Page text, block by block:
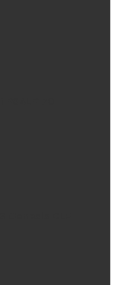
CLP